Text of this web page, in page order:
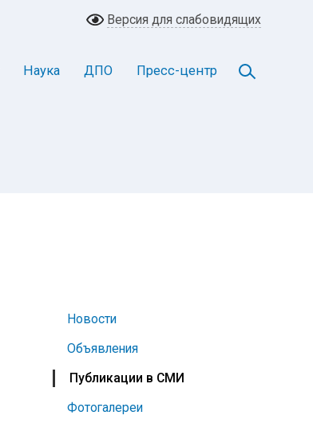
Версия для слабовидящих
Наука ДПО Пресс-центр
Новости
Объявления
Публикации в СМИ
Фотогалереи